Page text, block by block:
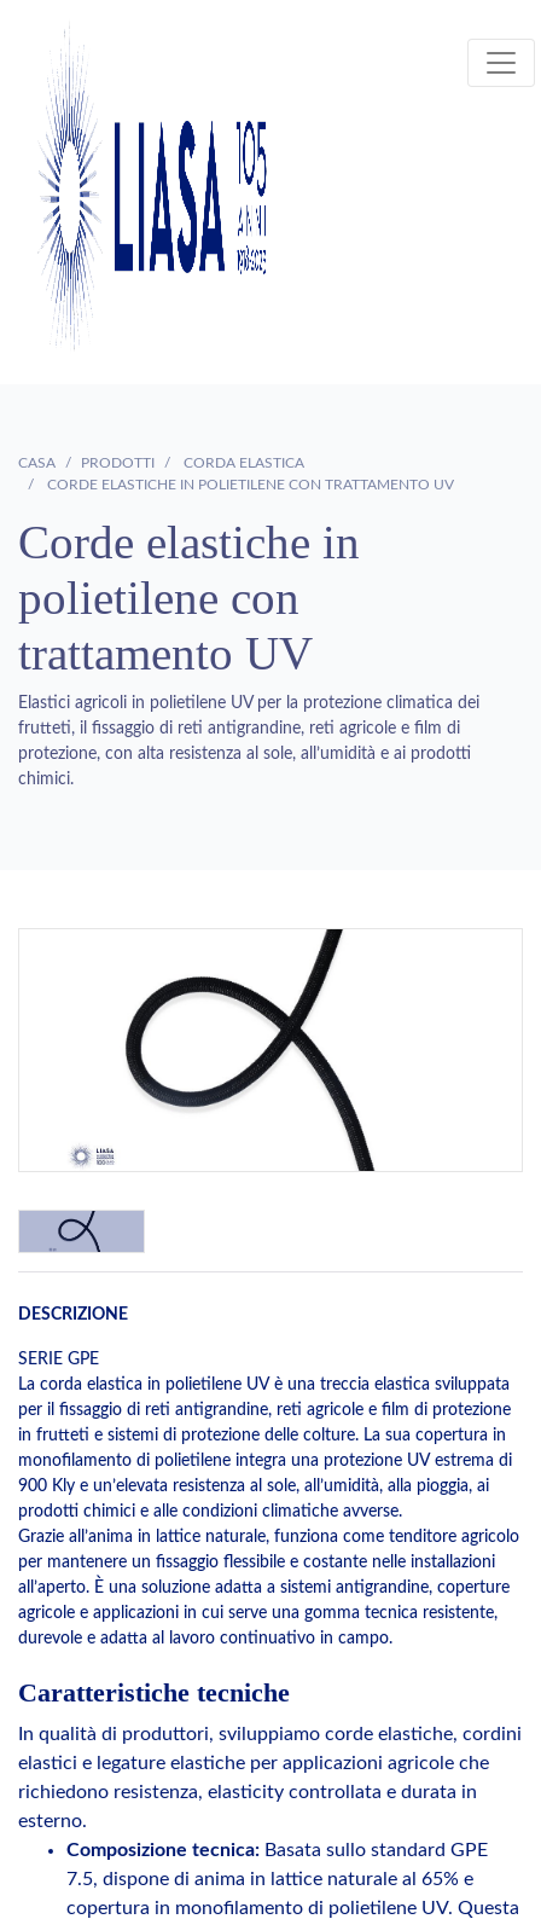
CASA PRODOTTI
CORDA ELASTICA
CORDE ELASTICHE IN POLIETILENE CON TRATTAMENTO UV
Corde elastiche in
polietilene con
trattamento UV
Elastici agricoli in polietilene UV per la protezione climatica dei
frutteti, il fissaggio di reti antigrandine, reti agricole e film di
protezione, con alta resistenza al sole, all’umidità e ai prodotti
chimici.
Previous
DESCRIZIONE
SERIE GPE
La corda elastica in polietilene UV è una treccia elastica sviluppata
per il fissaggio di reti antigrandine, reti agricole e film di protezione
in frutteti e sistemi di protezione delle colture. La sua copertura in
monofilamento di polietilene integra una protezione UV estrema di
900 Kly e un’elevata resistenza al sole, all’umidità, alla pioggia, ai
prodotti chimici e alle condizioni climatiche avverse.
Grazie all’anima in lattice naturale, funziona come tenditore agricolo
per mantenere un fissaggio flessibile e costante nelle installazioni
all’aperto. È una soluzione adatta a sistemi antigrandine, coperture
agricole e applicazioni in cui serve una gomma tecnica resistente,
durevole e adatta al lavoro continuativo in campo.
Caratteristiche tecniche
In qualità di produttori, sviluppiamo corde elastiche, cordini
elastici e legature elastiche per applicazioni agricole che
richiedono resistenza, elasticity controllata e durata in
esterno.
Composizione tecnica: Basata sullo standard GPE
7.5, dispone di anima in lattice naturale al 65% e
copertura in monofilamento di polietilene UV. Questa